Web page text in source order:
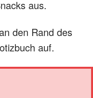
aus.
den Rand des
auf.